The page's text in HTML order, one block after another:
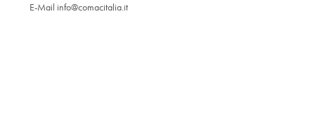
E-Mail info@comacitalia.it